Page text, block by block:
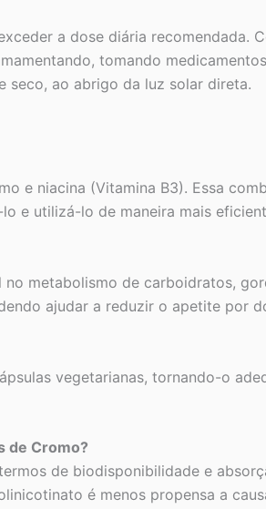
a dose diária recomendada.
tomando
seco, ao abrigo da luz solar direta.
e niacina (Vitamina B3). Essa
e utilizá-lo de maneira mais
metabolismo de carboidratos,
ajudar a reduzir o apetite por
vegetarianas, tornando-o
de Cromo?
de biodisponibilidade e
é menos propensa a